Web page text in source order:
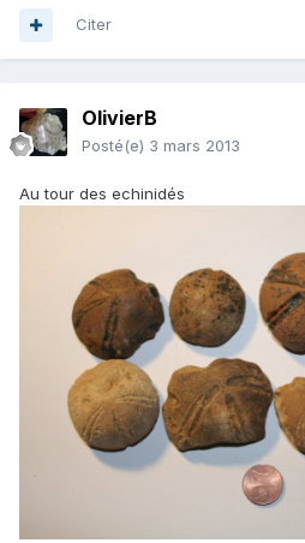
Citer
OlivierB
Posté(e) 3 mars 2013
Au tour des echinidés